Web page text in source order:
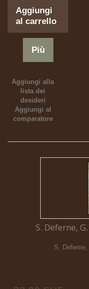
Aggiungi
al carrello
Più
Aggiungi alla
lista dei
desideri
Aggiungi al
comparatore
S. Deferne,
S.